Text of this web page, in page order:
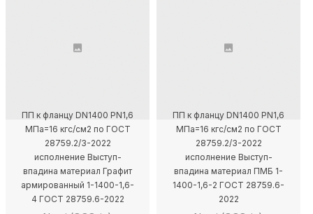
ПП к фланцу DN1400 PN1,6
МПа=16 кгс/см2 по ГОСТ
28759.2/3-2022
исполнение Выступ-
впадина материал Графит
армированный 1-1400-1,6-
4 ГОСТ 28759.6-2022
ПП к фланцу DN1400 PN1,6
МПа=16 кгс/см2 по ГОСТ
28759.2/3-2022
исполнение Выступ-
впадина материал ПМБ 1-
1400-1,6-2 ГОСТ 28759.6-
2022